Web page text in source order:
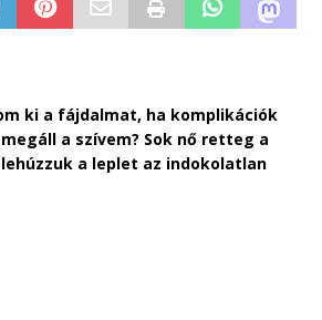
ki a fájdalmat, ha komplikációk
a szívem? Sok nő retteg a
a leplet az indokolatlan